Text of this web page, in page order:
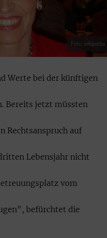
Foto: wikipedia
Werte bei der künftigen
Bereits jetzt müssten
Rechtsanspruch auf
Lebensjahr nicht
vom
befürchtet die